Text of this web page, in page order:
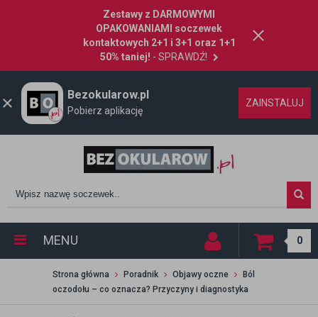
Zestawy z DARMOWYMI
OPAKOWANIAMI soczewek
kontaktowych 2+1 i 3+1 oraz 1+1
50% taniej! - SPRAWDŹ!
Bezokularow.pl
Pobierz aplikację
ZAINSTALUJ
MENU 0
Strona główna Poradnik Objawy oczne
Ból
oczodołu – co oznacza? Przyczyny i diagnostyka